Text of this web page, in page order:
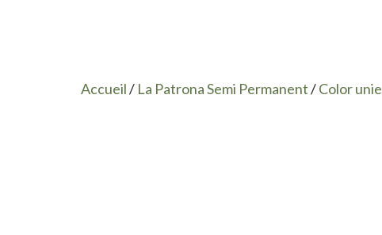
Accueil/ La Patrona Semi Permanent/Color unie